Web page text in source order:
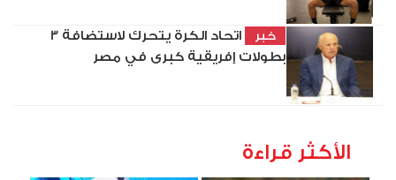
خبر
اتحاد الكرة يتحرك لاستضافة 3
بطولات إفريقية كبرى في مصر
الأكثر قراءة